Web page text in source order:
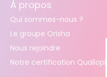
À propos
Qui sommes-nous ?
Le groupe Orisha
Nous rejoindre
Notre certification Qualiopi